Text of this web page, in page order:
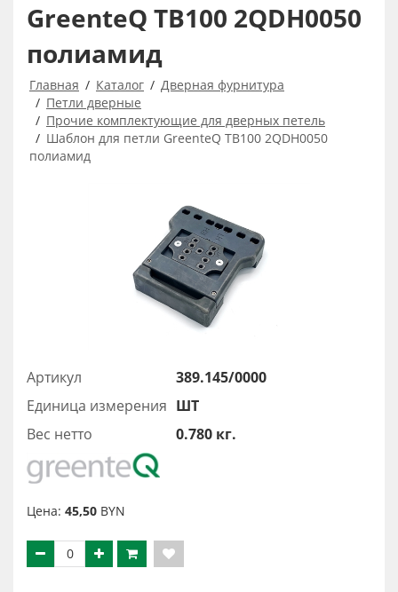
GreenteQ TB100 2QDH0050
полиамид
Главная Каталог
Дверная фурнитура
Петли дверные
Прочие комплектующие для дверных петель
Шаблон для петли GreenteQ TB100 2QDH0050
полиамид
Артикул
389.145/0000
Единица измерения ШТ
Вес нетто
0.780 кг.
Цена: 45,50 BYN